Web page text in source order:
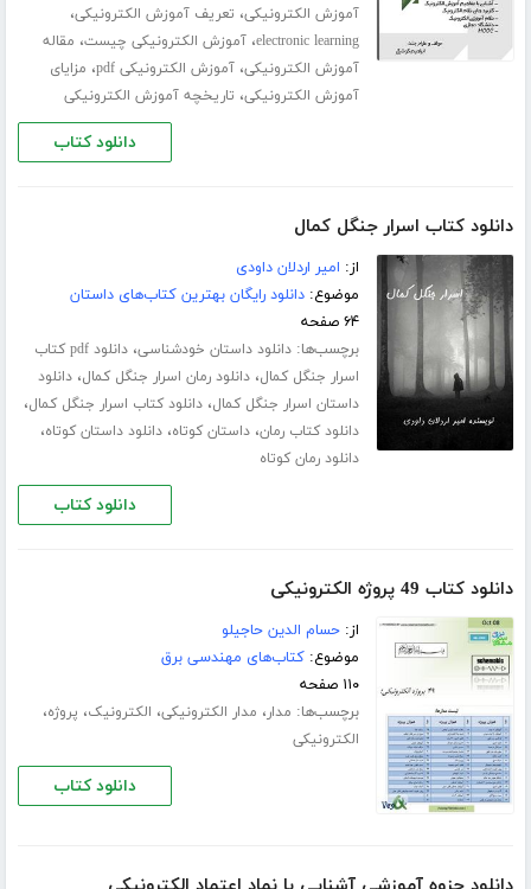
آموزش الکترونیکی، تعریف آموزش الکترونیکی،
electronic learning،آموزش الکترونیکی چیست، مقاله
آموزش الکترونیکی،آموزش الکترونیکی pdf ، مزایای
آموزش الکترونیکی، تاریخچه آموزش الکترونیکی
دانلود کتاب
دانلود کتاب اسرار جنگل کمال
از: امیر اردلان داودی
موضوع:دانلود رایگان بهترین کتاب‌های داستان
۶۴ صفحه
برچسب‌ها:دانلود داستان خودشناسی،
دانلود pdf کتاب
اسرار جنگل کمال،دانلود رمان اسرار جنگل کمال،دانلود
داستان اسرار جنگل کمال،دانلود کتاب اسرار جنگل کمال،
دانلود کتاب رمان،داستان کوتاه،دانلود داستان کوتاه،
دانلود رمان کوتاه
دانلود کتاب
دانلود کتاب 49 پروژه الکترونیکی
از:حسام الدین حاجیلو
موضوع:کتاب‌های مهندسی برق
۱۱۰ صفحه
برچسب‌ها: مدار، مدار الکترونیکی، الکترونیک، پروژه،
الکترونیکی
دانلود کتاب